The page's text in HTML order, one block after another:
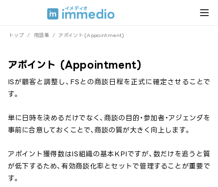
トップ / 用語集 / アポイント (Appointment)
アポイント (Appointment)
ISが顧客と調整し、FSとの商談日程を正式に確定させることで
す。
単に日時を決めるだけでなく、商談の目的・参加者・アジェンダを
事前に合意しておくことで、商談の質が大きく向上します。
アポイント獲得数はIS組織の基本KPIですが、数だけを追うと質
が低下するため、有効商談化率とセットで管理することが重要で
す。